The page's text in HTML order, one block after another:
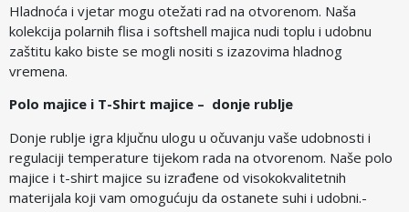
Hladnoća i vjetar mogu otežati rad na otvorenom. Naša
kolekcija polarnih flisa i softshell majica nudi toplu i udobnu
zaštitu kako biste se mogli nositi s izazovima hladnog
vremena.
Polo majice i T-Shirt majice – donje rublje
Donje rublje igra ključnu ulogu u očuvanju vaše udobnosti i
regulaciji temperature tijekom rada na otvorenom. Naše polo
majice i t-shirt majice su izrađene od visokokvalitetnih
materijala koji vam omogućuju da ostanete suhi i udobni.-